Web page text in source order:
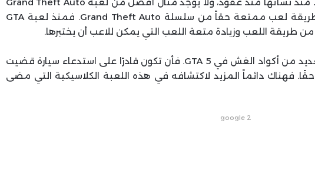
يوضح لنا كيف قدمت أكواد الغش طريقة لعب ممتعة حقاً من سلسلة Grand Theft Auto. فمنذ لعبة GTA
من طريقة اللعب وزيادة متعة اللعب التي يمكن للاعب أن يختبرها.
على مر السنين أضافت Rockstar العديد من أكواد الغش في GTA 5. فأن تكون قادرًا على استدعاء سيارة قضيت
فهناك دائماً المزيد لاكتشافه في هذه اللعبة الكلاسيكية التي مضى
google 2